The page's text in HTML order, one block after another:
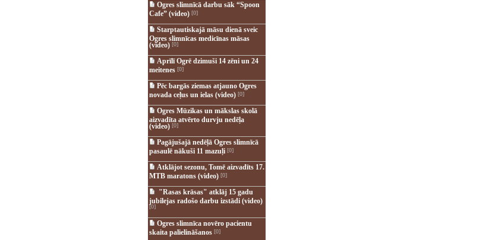
Ogres slimnīcā darbu sāk “Spoon
Cafe” (video)[0]
Starptautiskajā māsu dienā sveic
Ogres slimnīcas medicīnas māsas
(video)[0]
Aprīlī Ogrē dzimuši 14 zēni un 24
meitenes [0]
Pēc bargās ziemas atjauno Ogres
novada ceļus un ielas (video)[0]
Ogres Mūzikas un mākslas skolā
aizvadīta atvērto durvju nedēļa
(video)[0]
Pagājušajā nedēļā Ogres slimnīcā
pasaulē nākuši 11 mazuļi[0]
Atklājot sezonu, Tomē aizvadīts 17.
MTB maratons (video)[0]
"Rasas krāsas" atklāj 15 gadu
jubilejas radošo darbu izstādi (video)
[0]
Ogres slimnīca novēro pacientu
skaita palielināšanos [0]